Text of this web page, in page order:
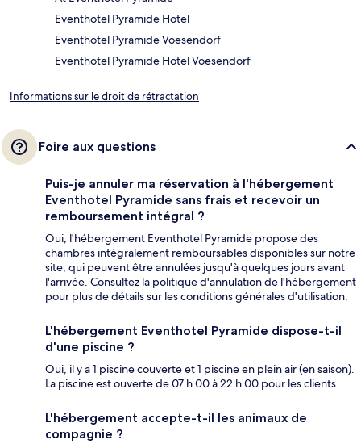
Eventhotel Pyramide Hotel
Eventhotel Pyramide Voesendorf
Eventhotel Pyramide Hotel Voesendorf
Informations sur le droit de rétractation
Foire aux questions
Puis-je annuler ma réservation à l'hébergement
Eventhotel Pyramide sans frais et recevoir un
remboursement intégral ?
Oui, l'hébergement Eventhotel Pyramide propose des
chambres intégralement remboursables disponibles sur notre
site, qui peuvent être annulées jusqu'à quelques jours avant
l'arrivée. Consultez la politique d'annulation de l'hébergement
pour plus de détails sur les conditions générales d'utilisation.
L'hébergement Eventhotel Pyramide dispose-t-il
d'une piscine ?
Oui, il y a 1 piscine couverte et 1 piscine en plein air (en saison).
La piscine est ouverte de 07 h 00 à 22 h 00 pour les clients.
L'hébergement accepte-t-il les animaux de
compagnie ?